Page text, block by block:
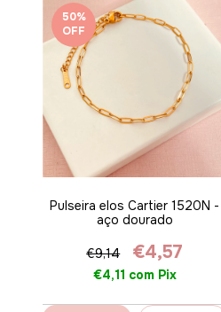
50%
OFF
Pulseira elos Cartier 1520N -
aço dourado
€9,14 €4,57
€4,11 com Pix